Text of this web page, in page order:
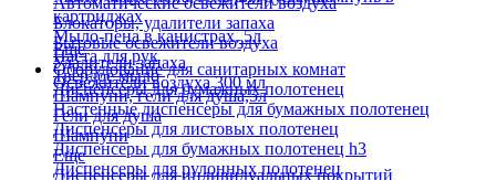
картриджах
Мыло-пена в канистрах, 5л
Паста для рук
Твердое мыло
Шампуни, гели для душа,5л
Гели для душа
Шампуни
Блокаторы, удалители запаха
Бытовые освежители воздуха
Удалители запаха
Освежители воздуха 300 мл
Еще
Оборудование для санитарных комнат
Диспенсеры для бумажных полотенец
Настенные диспенсеры для бумажных полотенец
Диспенсеры для листовых полотенец
Диспенсеры для бумажных полотенец h3
Диспенсеры для рулонных полотенец
Еще
Диспенсеры для индивидуальных покрытий